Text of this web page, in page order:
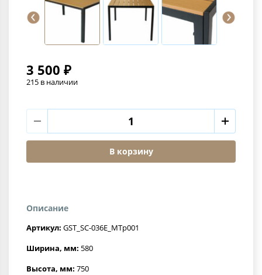
3 500 ₽
215 в наличии
В корзину
Описание
Артикул: GST_SC-036E_MTp001
Ширина, мм: 580
Высота, мм: 750